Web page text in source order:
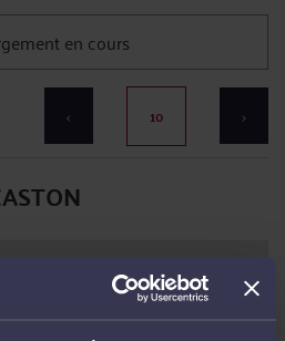
en cours
< 10 >